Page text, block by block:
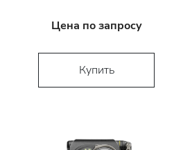
Цена по запросу
Купить